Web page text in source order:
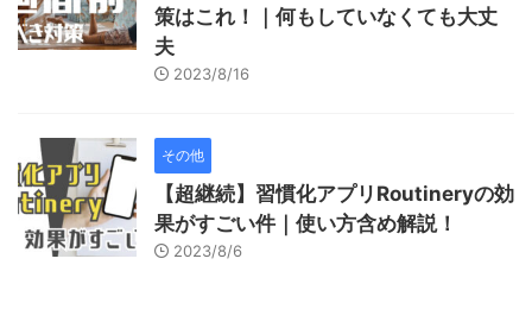
策はこれ！｜何もしていなくても大丈
夫
2023/8/16
その他
【超継続】習慣化アプリRoutineryの効
果がすごい件｜使い方含め解説！
2023/8/6